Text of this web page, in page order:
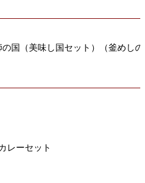
国（美味し国セット）（釜めし
レーセット